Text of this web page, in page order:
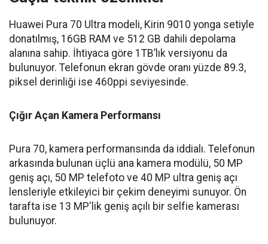
Huawei Pura 70 Ultra modeli, Kirin 9010 yonga setiyle
donatılmış, 16GB RAM ve 512 GB dahili depolama
alanına sahip. İhtiyaca göre 1TB’lık versiyonu da
bulunuyor. Telefonun ekran gövde oranı yüzde 89.3,
piksel derinliği ise 460ppi seviyesinde.
Çığır Açan Kamera Performansı
Pura 70, kamera performansında da iddialı. Telefonun
arkasında bulunan üçlü ana kamera modülü, 50 MP
geniş açı, 50 MP telefoto ve 40 MP ultra geniş açı
lensleriyle etkileyici bir çekim deneyimi sunuyor. Ön
tarafta ise 13 MP'lik geniş açılı bir selfie kamerası
bulunuyor.